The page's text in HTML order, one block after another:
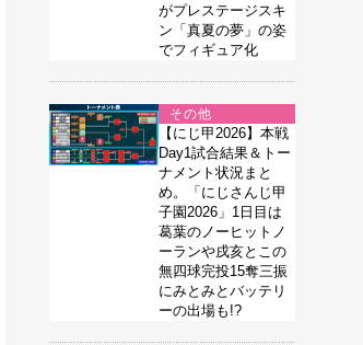
がプレステージスキ
ン「真夏の夢」の姿
でフィギュア化
その他
【にじ甲2026】本戦
Day1試合結果＆トー
ナメント状況まと
め。「にじさんじ甲
子園2026」1日目は
葛葉のノーヒットノ
ーランや戌亥とこの
無四球完投15奪三振
にみとみとバッテリ
ーの出場も!?